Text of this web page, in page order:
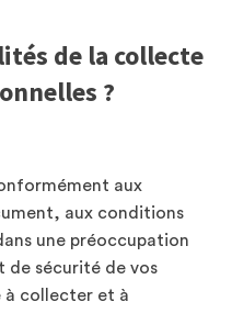
de la collecte
?
aux
aux conditions
une préoccupation
de sécurité de vos
à collecter et à